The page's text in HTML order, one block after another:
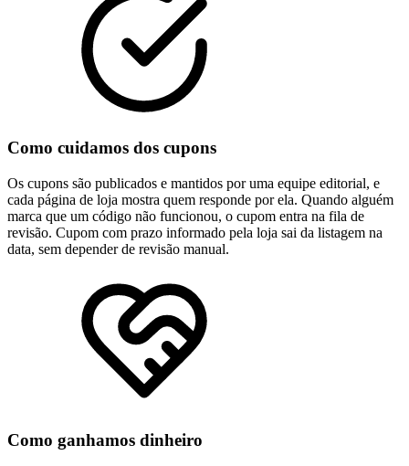
Como cuidamos dos cupons
Os cupons são publicados e mantidos por uma equipe editorial, e
cada página de loja mostra quem responde por ela. Quando alguém
marca que um código não funcionou, o cupom entra na fila de
revisão. Cupom com prazo informado pela loja sai da listagem na
data, sem depender de revisão manual.
Como ganhamos dinheiro